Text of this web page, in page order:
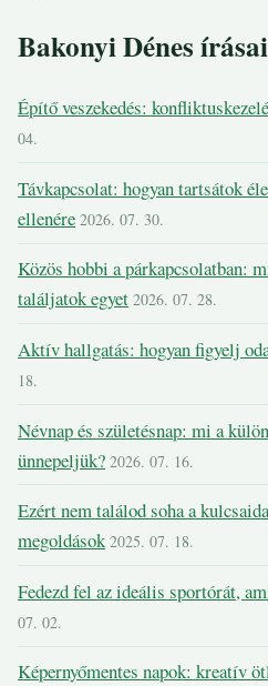
Bakonyi Dénes írásai
Építő veszekedés:
04.
Távkapcsolat: hogyan tartsátok
ellenére 2026. 07. 30.
Közös hobbi a párkapcsolatban:
találjatok egyet 2026. 07. 28.
Aktív hallgatás: hogyan figyelj
18.
Névnap és születésnap: mi a
ünnepeljük? 2026. 07. 16.
Ezért nem találod soha a
megoldások 2025. 07. 18.
Fedezd fel az ideális sportórát,
07. 02.
Képernyőmentes napok: kreatív